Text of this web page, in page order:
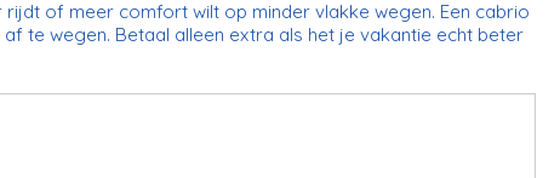
of meer comfort wilt op minder vlakke wegen. Een cabrio
te wegen. Betaal alleen extra als het je vakantie echt beter